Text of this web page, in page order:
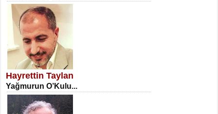
NECLA DİLEK ARSLAN
Öğretmenler Günü Mahkemesi...
Hayrettin Taylan
Yağmurun O’Kulu...